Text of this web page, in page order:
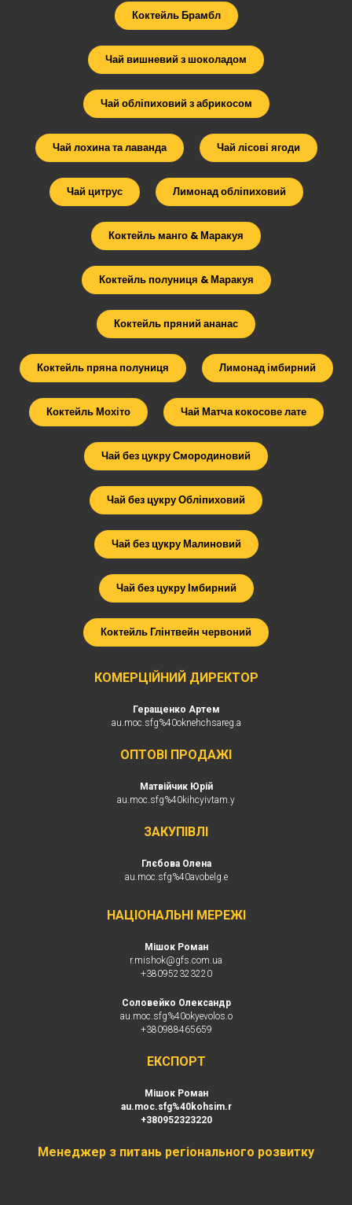
Коктейль Брамбл
Чай вишневий з шоколадом
Чай обліпиховий з абрикосом
Чай лохина та лаванда Чай лісові ягоди
Чай цитрус Лимонад обліпиховий
Коктейль манго & Маракуя
Коктейль полуниця & Маракуя
Коктейль пряний ананас
Коктейль пряна полуниця Лимонад імбирний
Коктейль Мохіто Чай Матча кокосове лате
Чай без цукру Смородиновий
Чай без цукру Обліпиховий
Чай без цукру Малиновий
Чай без цукру Імбирний
Коктейль Глінтвейн червоний
КОМЕРЦІЙНИЙ ДИРЕКТОР
Геращенко Артем
au.moc.sfg%40oknehchsareg.a
ОПТОВІ ПРОДАЖІ
Матвійчик Юрій
au.moc.sfg%40kihcyivtam.y
ЗАКУПІВЛІ
Глєбова Олена
au.moc.sfg%40avobelg.e
НАЦІОНАЛЬНІ МЕРЕЖІ
Мішок Роман
r.mishok@gfs.com.ua
+380952323220
Соловейко Олександр
au.moc.sfg%40okyevolos.o
+380988465659
EКСПОРТ
Мішок Роман
au.moc.sfg%40kohsim.r
+380952323220
Менеджер з питань регіонального розвитку